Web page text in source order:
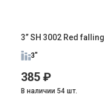
3” SH 3002 Red
3"
385 ₽
В наличии 54 шт.